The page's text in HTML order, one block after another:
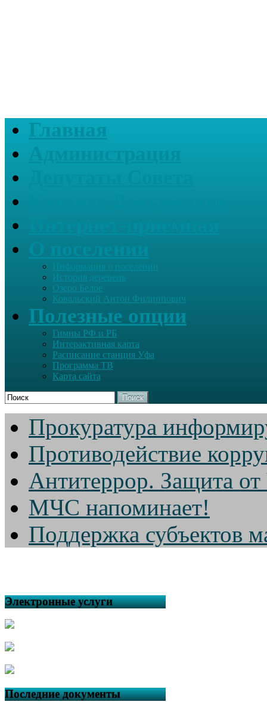
Главная
Информация о поселении
История деревень
Озеро Белое
Ковальский Антон Филиппович
Полезные опции
Гимны РФ и РБ
Интерактивная карта
Расписание станция Уфа
Программа ТВ
Карта сайта
Поиск
Прокуратура
Противодействие
Антитеррор. Защита
МЧС напоминает!
Поддержка субъектов
Электронные услуги
Последние документы